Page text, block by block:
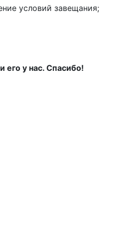
условий завещания;
его у нас. Спасибо!